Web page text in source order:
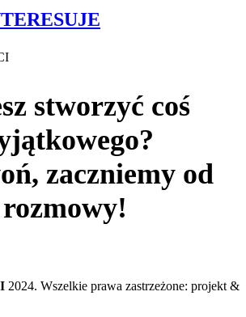
stworzyć coś
zaczniemy od
rozmowy!
2024. Wszelkie prawa zastrzeżone: projekt &